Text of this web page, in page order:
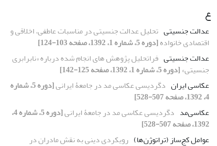
ع
عدالت جنسیتی تحلیل عدالت جنسیتی در مناسبات عاطفی، اخلاقی و
اقتصادی خانواده[دوره 5، شماره 1، 1392، صفحه 103-124]
عدالت جنسیتی فراتحلیل پژوهش های انجام شده درباره «نابرابری
جنسیتی»[دوره 5، شماره 1، 1392، صفحه 125-142]
عکاسی ایران دگردیسی عکاسی ‌مد در جامعۀ ایرانی
[دوره 5، شماره
4، 1392، صفحه 507-528]
عکاسی‌مد دگردیسی عکاسی ‌مد در جامعۀ ایرانی
[دوره 5، شماره 4،
1392، صفحه 507-528]
عوامل کج‌ساز (تراتوژن‌ها) رویکردی دینی به نقش مادران در